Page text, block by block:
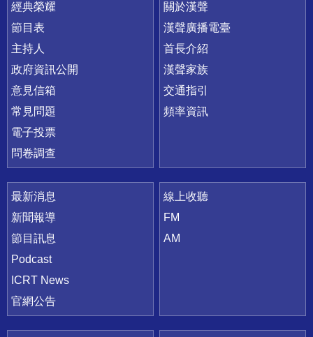
快速連結
經典榮耀
節目表
主持人
政府資訊公開
意見信箱
常見問題
電子投票
問卷調查
關於漢聲
漢聲廣播電臺
首長介紹
漢聲家族
交通指引
頻率資訊
最新消息
新聞報導
節目訊息
Podcast
ICRT News
官網公告
線上收聽
FM
AM